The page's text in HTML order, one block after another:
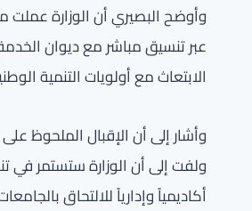
وأوضح البصيري أن الوزارة
عبر تنسيق مباشر مع ديوان
الابتعاث مع أولويات التنمية
وأشار إلى أن الإقبال الملحوظ
ولفت إلى أن الوزارة ستستمر في
أكاديمياً وإدارياً للالتحاق